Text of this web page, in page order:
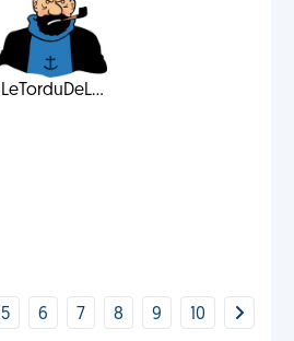
LeTorduDeL...
5 6 7 8 9 10